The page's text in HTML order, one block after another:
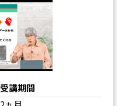
受講期間